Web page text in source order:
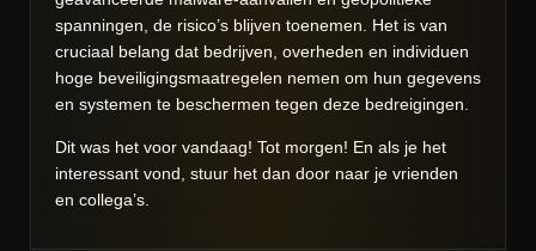
spanningen, de risico’s blijven toenemen. Het is van
cruciaal belang dat bedrijven, overheden en individuen
hoge beveiligingsmaatregelen nemen om hun gegevens
en systemen te beschermen tegen deze bedreigingen.
Dit was het voor vandaag! Tot morgen! En als je het
interessant vond, stuur het dan door naar je vrienden
en collega’s.